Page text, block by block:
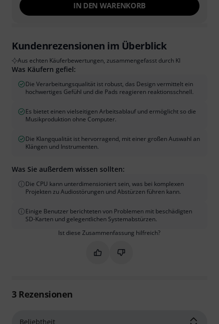
IN DEN WARENKORB
Kundenrezensionen im Überblick
Aus echten Käuferbewertungen, zusammengefasst durch KI
Was Käufern gefiel:
Die Verarbeitungsqualität ist robust, das Design vermittelt ein
hochwertiges Gefühl und die Pads reagieren reaktionsschnell.
Es bietet einen vielseitigen Arbeitsablauf und ermöglicht so die
Musikproduktion ohne Computer.
Die Klangqualität ist hervorragend, mit einer großen Auswahl an
Klängen und Instrumenten.
Was Sie außerdem wissen sollten:
Die CPU kann unterdimensioniert sein, was bei komplexen
Projekten zu Audiostörungen und Abstürzen führen kann.
Einige Benutzer berichteten von Problemen mit beschädigten
SD-Karten und gelegentlichen Systemabstürzen.
Ist diese Zusammenfassung hilfreich?
Markieren Sie diese
Markieren Sie diese
3Rezensionen